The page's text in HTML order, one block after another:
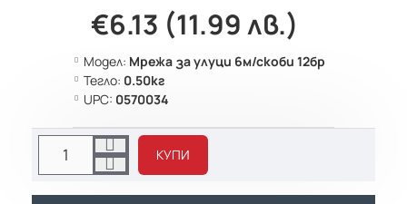
€6.13 (11.99 лв.)
Модел: Мрежа за улуци 6м/скоби 12бр
Тегло: 0.50кг
UPC: 0570034
КУПИ